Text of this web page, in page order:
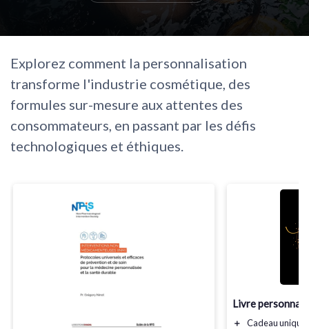
Explorez comment la personnalisation
transforme l'industrie cosmétique, des
formules sur-mesure aux attentes des
consommateurs, en passant par les défis
technologiques et éthiques.
Livre
＋ Cadeauunique